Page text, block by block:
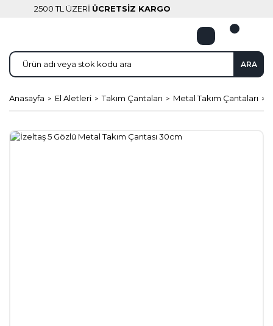
2500 TL ÜZERİ ÜCRETSİZ KARGO
ARA
Anasayfa El Aletleri Takım Çantaları Metal Takım Çantaları